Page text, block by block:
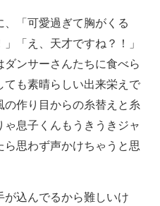
「可愛過ぎて胸がくる
「え、天才ですね？！」
ダンサーさんたちに食べら
ても素晴らしい出来栄えで
作り目からの糸替えと糸
息子くんもうきうきジャ
ら思わず声かけちゃうと思
込んでるから難しいけ